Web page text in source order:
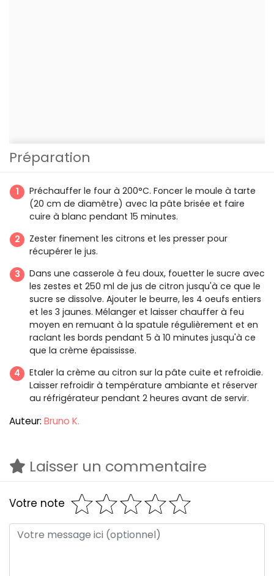
Préparation
Préchauffer le four à 200°C. Foncer le moule à tarte
(20 cm de diamètre) avec la pâte brisée et faire
cuire à blanc pendant 15 minutes.
Zester finement les citrons et les presser pour
récupérer le jus.
Dans une casserole à feu doux, fouetter le sucre avec
les zestes et 250 ml de jus de citron jusqu'à ce que le
sucre se dissolve. Ajouter le beurre, les 4 oeufs entiers
et les 3 jaunes. Mélanger et laisser chauffer à feu
moyen en remuant à la spatule régulièrement et en
raclant les bords pendant 5 à 10 minutes jusqu'à ce
que la crème épaississe.
Etaler la crème au citron sur la pâte cuite et refroidie.
Laisser refroidir à température ambiante et réserver
au réfrigérateur pendant 2 heures avant de servir.
Auteur: Bruno K.
Laisser un commentaire
Votre note